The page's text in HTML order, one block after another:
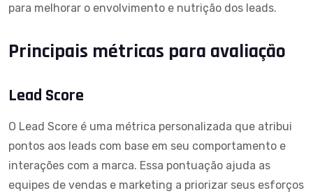
para melhorar o envolvimento e nutrição dos leads.
Principais métricas para avaliação
Lead Score
O Lead Score é uma métrica personalizada que atribui
pontos aos leads com base em seu comportamento e
interações com a marca. Essa pontuação ajuda as
equipes de vendas e marketing a priorizar seus esforços